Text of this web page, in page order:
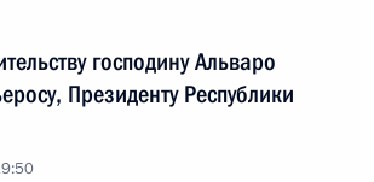
господину Альваро
Президенту Республики